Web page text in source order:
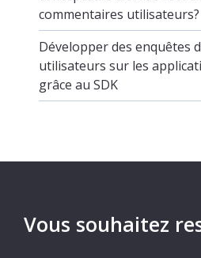
commentaires utilisateurs?
Développer des enquêtes
utilisateurs sur les
grâce au SDK
Vous souhaitez